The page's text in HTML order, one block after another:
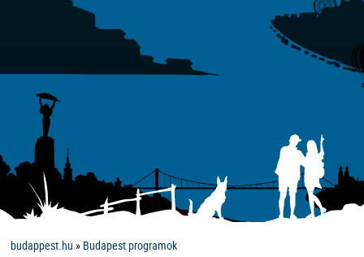
budappest.hu » Budapest programok